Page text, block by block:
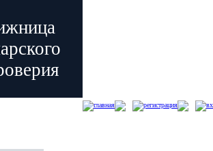
главная регистрация